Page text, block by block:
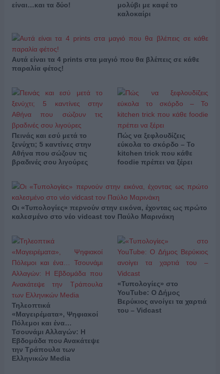
είναι…και τα δύο!
μολύβι με καφέ το
καλοκαίρι
Αυτά είναι τα 4 prints στα μαγιό που θα βλέπεις σε κάθε
παραλία φέτος!
Πεινάς και εσύ μετά το
ξενύχτι; 5 καντίνες στην
Αθήνα που σώζουν τις
βραδινές σου λιγούρες
Πώς να ξεφλουδίζεις
εύκολα το σκόρδο – Το
kitchen trick που κάθε
foodie πρέπει να ξέρει
Οι «Τυπολογίες» περνούν στην εικόνα, έχοντας ως πρώτο
καλεσμένο στο νέο vidcast τον Παύλο Μαρινάκη
Τηλεοπτικά
«Μαγειρέματα», Ψηφιακοί
Πόλεμοι και ένα…
Τσουνάμι Αλλαγών: Η
Εβδομάδα που Ανακάτεψε
την Τράπουλα των
Ελληνικών Media
«Τυπολογίες» στο
YouTube: Ο Δήμος
Βερύκιος ανοίγει τα χαρτιά
του – Vidcast